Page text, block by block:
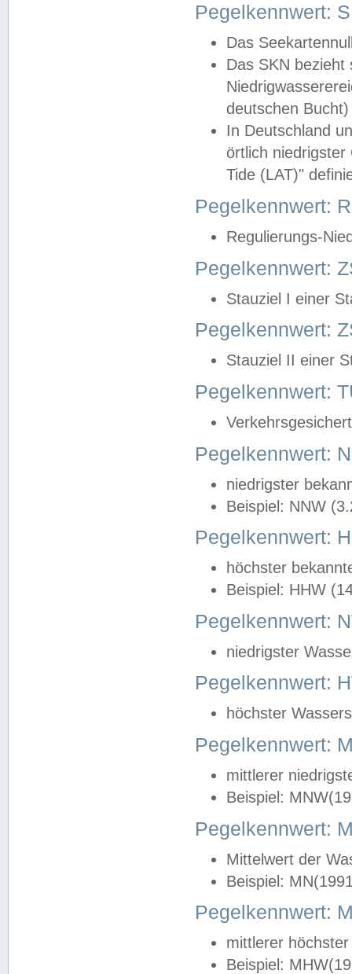
Pegelkennwert:
Das
Das SKN
deutschen
In Deutschland
örtlich
Tide (LAT)"
Pegelkennwert:
Regulierungs-
Pegelkennwert:
Stauziel I einer
Pegelkennwert:
Stauziel II einer
Pegelkennwert:
Pegelkennwert:
niedrigster
Beispiel: NNW
Pegelkennwert:
höchster
Beispiel: HHW
Pegelkennwert:
niedrigster
Pegelkennwert:
höchster
Pegelkennwert:
mittlerer
Beispiel:
Pegelkennwert:
Mittelwert der
Beispiel:
Pegelkennwert:
mittlerer
Beispiel: